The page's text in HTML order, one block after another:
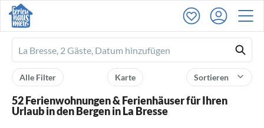
Ferienhausmiete
logo
Sortieren
Karte
Alle Filter
52 Ferienwohnungen & Ferienhäuser für Ihren
Urlaub in den Bergen in La Bresse